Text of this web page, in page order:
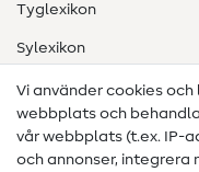
Tyglexikon
Sylexikon
Sömnadsinstruktioner
Hjälp & kontakt
Vi använder cookies
webbplats och
vår webbplats (t.ex. IP-
och annonser,